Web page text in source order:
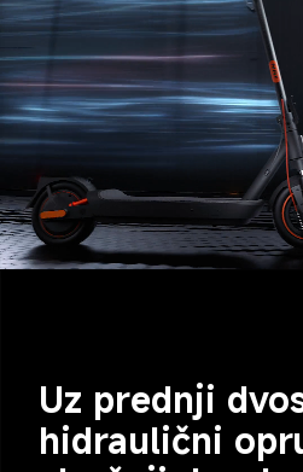
Uz prednji
hidraulični